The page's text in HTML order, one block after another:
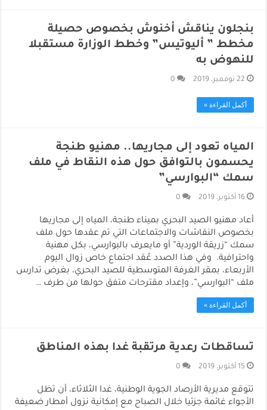
بنجلون يناقش أخنوش بخصوص حصيلة
مخطط ” أليوتيس” وخطط الوزارة مستقبلا
للنهوض به
22 نوفمبر، 2019 0
أكمل القراءة »
المياه تعود إلى مجاريها.. مهنيو طنجة
يحسمون بالتوافق حول هذه النقاط في ملف
سمك “البوارسي”
16 أكتوبر، 2019 0
أعاد مهنيو الصيد البحري بميناء طنجة، المياه إلى مجاريها
بخصوص النقاشات والاجتماعات التي تم عقدها حول ملف
سمك “زريقة الوردية” أو مايعرف بالبوارسي، بكل مهنية
واحترافية. وفي هذا الصدد عُقد اجتماع خاص زوال اليوم
الأربعاء، بمقر الغرفة المتوسطية للصيد البحري، بغرض تدارس
ملف “البوارسي”، وإعداد مقترحات متفق حولها من طرف …
أكمل القراءة »
تساقطات رعدية مرتقبة غدا بهذه المناطق
15 أكتوبر، 2019 0
تتوقع مديرية الأرصاد الجوية الوطنية، غدا الثلاثاء، أن تظل
الأجواء غائمة جزئيا خلال الصباح مع إمكانية نزول أمطار ضعيفة